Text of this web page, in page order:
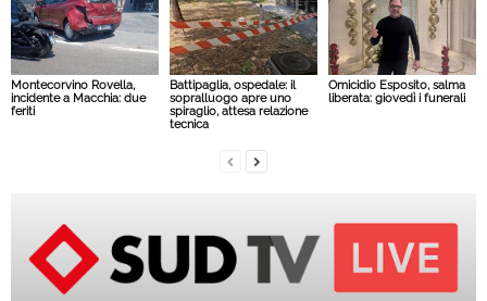
Montecorvino Rovella,
incidente a Macchia: due
feriti
Battipaglia, ospedale: il
sopralluogo apre uno
spiraglio, attesa relazione
tecnica
Omicidio Esposito, salma
liberata: giovedì i funerali